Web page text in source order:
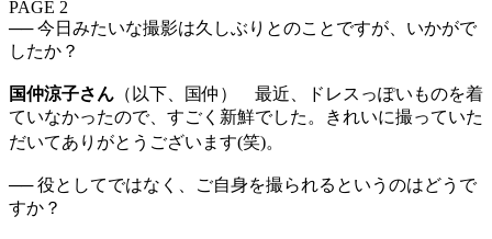
PAGE 2
── 今日みたいな撮影は久しぶりとのことですが、いかがで
したか？
国仲涼子さん （以下、国仲） 最近、ドレスっぽいものを着
ていなかったので、すごく新鮮でした。きれいに撮っていた
だいてありがとうございます(笑)。
── 役としてではなく、ご自身を撮られるというのはどうで
すか？